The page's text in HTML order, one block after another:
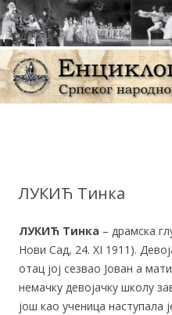
ЛУКИЋ Тинка
ЛУКИЋ Тинка – драмска
Нови Сад, 24. XI 1911).
отац јој сезвао Јован а
немачку девојачку школу
још као ученица наступала